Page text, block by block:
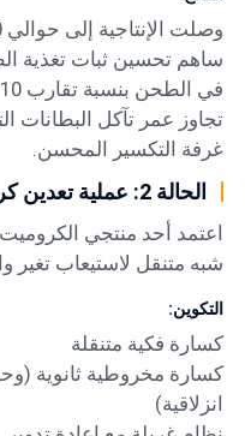
وصلت الإنتاجية إلى حوالي 350 طنًا في الساعة.
ساهم تحسين ثبات تغذية
في الطحن بنسبة تقارب 10–15%.
تجاوز عمر تآكل البطانات
غرفة التكسير المحسن.
الحالة 2: عملية تعدين كروميت في منطقة عبري
اعتمد أحد منتجي
شبه متنقل لاستيعاب تغير
التكوين:
كسارة فكية متنقلة
كسارة مخروطية ثانوية
انزلاقية)